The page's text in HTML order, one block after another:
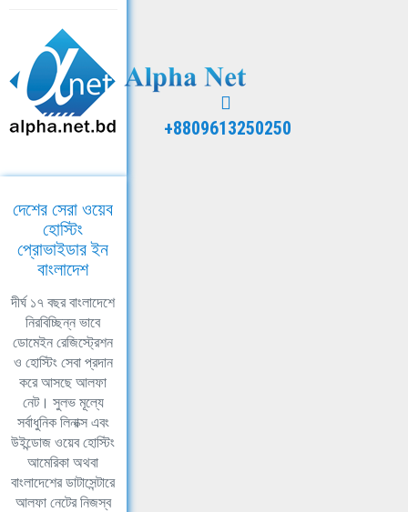
+8809613250250
দেশের সেরা ওয়েব
হোস্টিং
প্রোভাইডার ইন
বাংলাদেশ
দীর্ঘ ১৭ বছর বাংলাদেশে
নিরবিচ্ছিন্ন ভাবে
ডোমেইন রেজিস্ট্রেশন
ও হোস্টিং সেবা প্রদান
করে আসছে আলফা
নেট। সুলভ মূল্যে
সর্বাধুনিক লিনাক্স এবং
উইন্ডোজ ওয়েব হোস্টিং
আমেরিকা অথবা
বাংলাদেশের ডাটাসেন্টারে
আলফা নেটের নিজস্ব